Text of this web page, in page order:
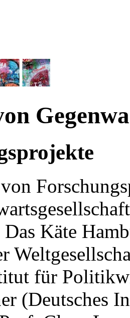
Das Käte
für
(Deutsches